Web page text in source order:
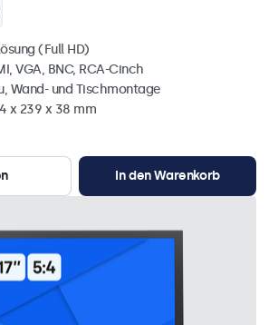
(Full HD)
VGA, BNC, RCA-Cinch
Wand- und Tischmontage
x 239 x 38 mm
In den Warenkorb